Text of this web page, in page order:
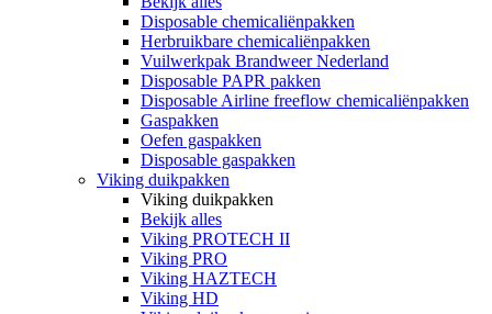
Disposable chemicaliënpakken
Herbruikbare chemicaliënpakken
Vuilwerkpak Brandweer Nederland
Disposable PAPR pakken
Disposable Airline freeflow chemicaliënpakken
Gaspakken
Oefen gaspakken
Disposable gaspakken
Viking duikpakken
Viking duikpakken
Bekijk alles
Viking PROTECH II
Viking PRO
Viking HAZTECH
Viking HD